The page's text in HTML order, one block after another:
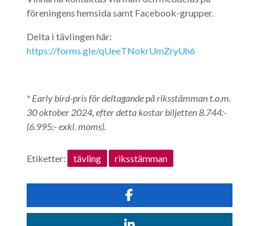
föreningens hemsida samt Facebook-grupper.
Delta i tävlingen här:
https://forms.gle/qUeeTNokrUmZryUh6
* Early bird-pris för deltagande på riksstämman t.o.m.
30 oktober 2024, efter detta kostar biljetten 8.744:-
(6.995:- exkl. moms).
Etiketter: tävling riksstämman